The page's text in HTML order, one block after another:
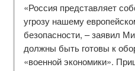
«Россия представляет
угрозу нашему
безопасности, – заявил
должны быть готовы к
«военной экономики».